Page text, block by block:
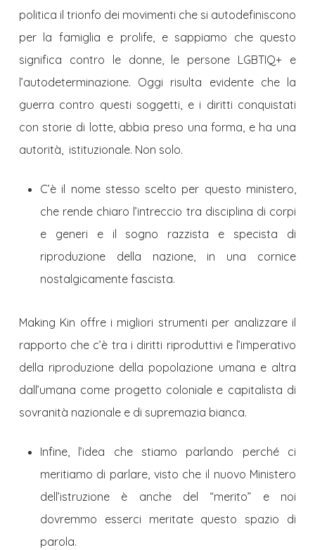
politica il trionfo dei movimenti che si autodefiniscono
per la famiglia e prolife, e sappiamo che questo
significa contro le donne, le persone LGBTIQ+ e
l’autodeterminazione. Oggi risulta evidente che la
guerra contro questi soggetti, e i diritti conquistati
con storie di lotte, abbia preso una forma, e ha una
autorità, istituzionale. Non solo.
C’è il nome stesso scelto per questo ministero,
che rende chiaro l’intreccio tra disciplina di corpi
e generi e il sogno razzista e specista di
riproduzione della nazione, in una cornice
nostalgicamente fascista.
Making Kin offre i migliori strumenti per analizzare il
rapporto che c’è tra i diritti riproduttivi e l’imperativo
della riproduzione della popolazione umana e altra
dall’umana come progetto coloniale e capitalista di
sovranità nazionale e di supremazia bianca.
Infine, l’idea che stiamo parlando perché ci
meritiamo di parlare, visto che il nuovo Ministero
dell’istruzione è anche del “merito” e noi
dovremmo esserci meritate questo spazio di
parola.